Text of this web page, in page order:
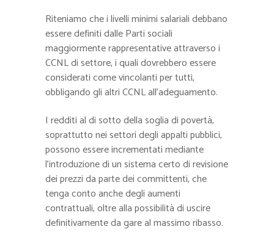
Riteniamo che i livelli minimi salariali debbano
essere definiti dalle Parti sociali
maggiormente rappresentative attraverso i
CCNL di settore, i quali dovrebbero essere
considerati come vincolanti per tutti,
obbligando gli altri CCNL all’adeguamento.
I redditi al di sotto della soglia di povertà,
soprattutto nei settori degli appalti pubblici,
possono essere incrementati mediante
l’introduzione di un sistema certo di revisione
dei prezzi da parte dei committenti, che
tenga conto anche degli aumenti
contrattuali, oltre alla possibilità di uscire
definitivamente da gare al massimo ribasso.